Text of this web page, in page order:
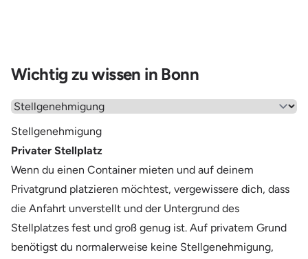
Wichtig zu wissen in Bonn
Wähle einen Menüpunkt aus
Stellgenehmigung
Privater Stellplatz
Wenn du einen Container mieten und auf deinem
Privatgrund platzieren möchtest, vergewissere dich, dass
die Anfahrt unverstellt und der Untergrund des
Stellplatzes fest und groß genug ist. Auf privatem Grund
benötigst du normalerweise keine Stellgenehmigung,